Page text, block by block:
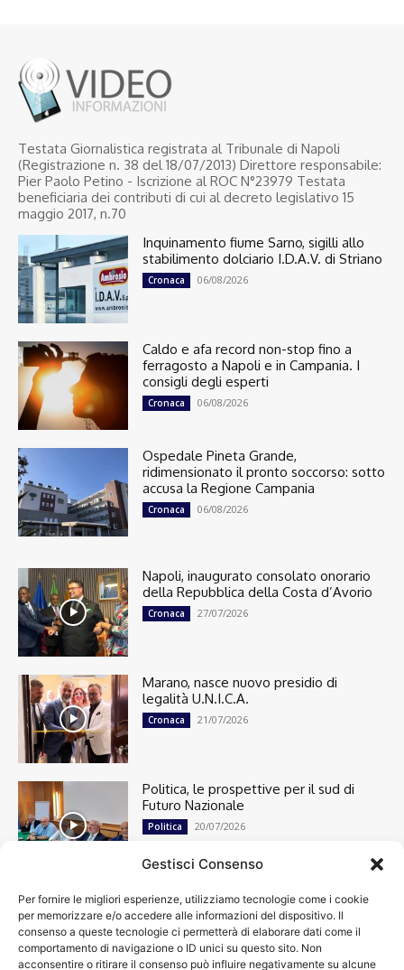
Gestisci Consenso
Per fornire le migliori esperienze, utilizziamo tecnologie come i cookie
per memorizzare e/o accedere alle informazioni del dispositivo. Il
consenso a queste tecnologie ci permetterà di elaborare dati come il
comportamento di navigazione o ID unici su questo sito. Non
acconsentire o ritirare il consenso può influire negativamente su alcune
Testata Giornalistica registrata al Tribunale di Napoli
(Registrazione n. 38 del 18/07/2013) Direttore responsabile:
Pier Paolo Petino - Iscrizione al ROC N°23979 Testata
beneficiaria dei contributi di cui al decreto legislativo 15
maggio 2017, n.70
Inquinamento fiume Sarno, sigilli allo
stabilimento dolciario I.D.A.V. di Striano
Cronaca 06/08/2026
Caldo e afa record non-stop fino a
ferragosto a Napoli e in Campania. I
consigli degli esperti
Cronaca 06/08/2026
Ospedale Pineta Grande,
ridimensionato il pronto soccorso: sotto
accusa la Regione Campania
Cronaca 06/08/2026
Napoli, inaugurato consolato onorario
della Repubblica della Costa d’Avorio
Cronaca 27/07/2026
Marano, nasce nuovo presidio di
legalità U.N.I.C.A.
Cronaca 21/07/2026
Politica, le prospettive per il sud di
Futuro Nazionale
Politica 20/07/2026
Cronaca
13492
Attualità
7299
top
News
4208